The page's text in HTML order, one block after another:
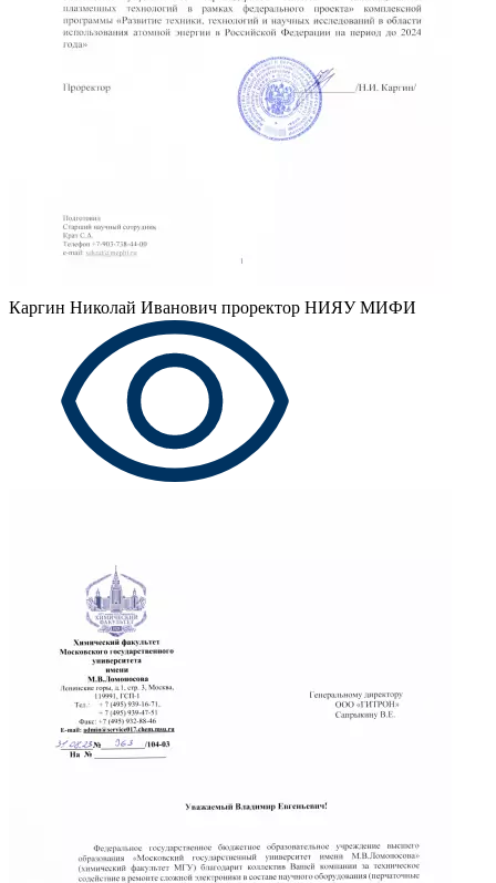
Каргин Николай Иванович проректор НИЯУ МИФИ